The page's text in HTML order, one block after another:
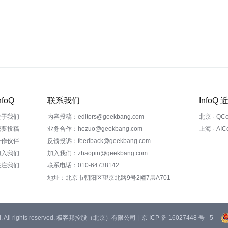
我们
投稿
伙伴
我们
我们
联系我们
内容投稿：editors@geekbang.com
业务合作：hezuo@geekbang.com
反馈投诉：feedback@geekbang.com
加入我们：zhaopin@geekbang.com
联系电话：010-64738142
地址：北京市朝阳区望京北路9号2幢7层A701
InfoQ
北京 ·
上海 ·
rights reserved. 极客邦控股（北京）有限公司 | 京 ICP 备 16027448 号 - 5